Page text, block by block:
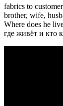
fabrics to
brother, wife,
Where does he
где живёт и кто